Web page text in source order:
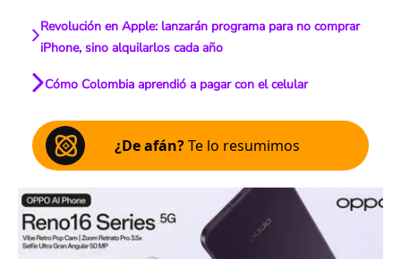
Revolución en Apple: lanzarán programa para no comprar
iPhone, sino alquilarlos cada año
Cómo Colombia aprendió a pagar con el celular
¿De afán?Te lo resumimos